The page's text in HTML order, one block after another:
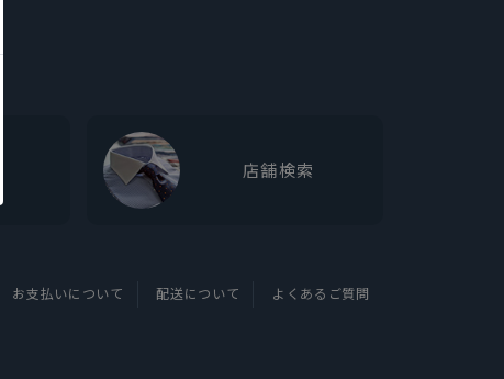
店舗検索
お支払いについて 配送について よくあるご質問